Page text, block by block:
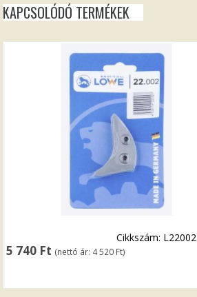
KAPCSOLÓDÓ TERMÉKEK
5 740 Ft (nettó ár: 4 520 Ft)
Cikkszám: L22002